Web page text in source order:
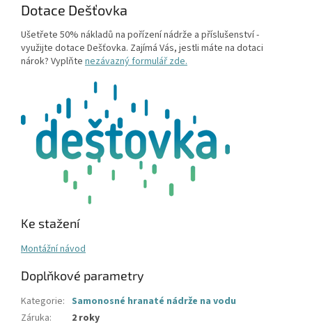
Dotace Dešťovka
Ušetřete 50% nákladů na pořízení nádrže a příslušenství -
využijte dotace Dešťovka. Zajímá Vás, jestli máte na dotaci
nárok? Vyplňte nezávazný formulář zde.
Ke stažení
Montážní návod
Doplňkové parametry
Kategorie: Samonosné hranaté nádrže na vodu
Záruka:
2 roky